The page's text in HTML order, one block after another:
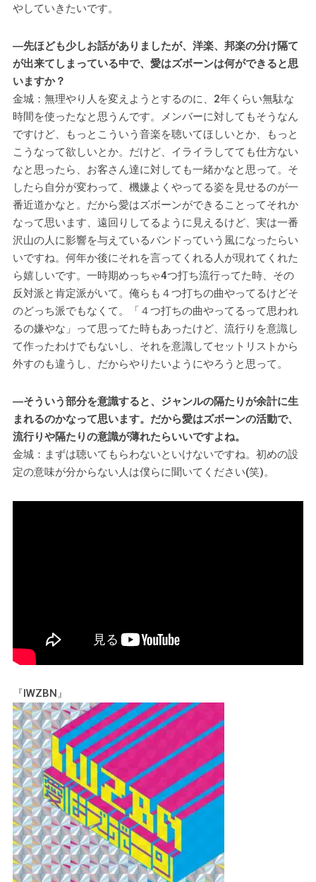
やしていきたいです。
―先ほども少しお話がありましたが、洋楽、邦楽の分け隔て
が出来てしまっている中で、愛はズボーンは何ができると思
いますか？
金城：無理やり人を変えようとするのに、2年くらい無駄な
時間を使ったなと思うんです。メンバーに対してもそうなん
ですけど、もっとこういう音楽を聴いてほしいとか、もっと
こうなって欲しいとか。だけど、イライラしてても仕方ない
なと思ったら、お客さん達に対しても一緒かなと思って。そ
したら自分が変わって、機嫌よくやってる姿を見せるのが一
番近道かなと。だから愛はズボーンができることってそれか
なって思います、遠回りしてるように見えるけど、実は一番
沢山の人に影響を与えているバンドっていう風になったらい
いですね。何年か後にそれを言ってくれる人が現れてくれた
ら嬉しいです。一時期めっちゃ4つ打ち流行ってた時、その
反対派と肯定派がいて。俺らも４つ打ちの曲やってるけどそ
のどっち派でもなくて。「４つ打ちの曲やってるって思われ
るの嫌やな」って思ってた時もあったけど、流行りを意識し
て作ったわけでもないし、それを意識してセットリストから
外すのも違うし、だからやりたいようにやろうと思って。
―そういう部分を意識すると、ジャンルの隔たりが余計に生
まれるのかなって思います。だから愛はズボーンの活動で、
流行りや隔たりの意識が薄れたらいいですよね。
金城：まずは聴いてもらわないといけないですね。初めの設
定の意味が分からない人は僕らに聞いてください(笑)。
『IWZBN』